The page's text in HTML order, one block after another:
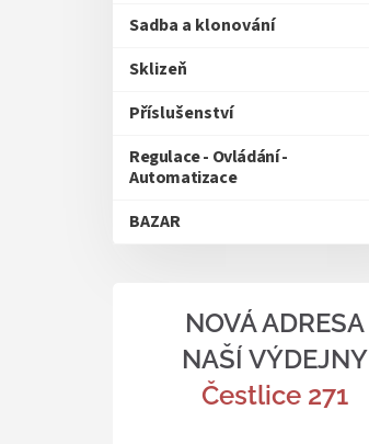
Sadba a klonování
Sklizeň
Příslušenství
Regulace - Ovládání -
Automatizace
BAZAR
NOVÁ ADRESA
NAŠÍ VÝDEJNY
Čestlice 271